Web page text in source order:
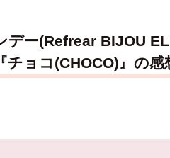
ー(Refrear BIJOU
ョコ(CHOCO)』の感